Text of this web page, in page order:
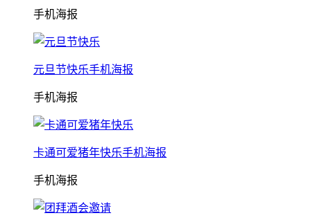
手机海报
元旦节快乐手机海报
手机海报
卡通可爱猪年快乐手机海报
手机海报